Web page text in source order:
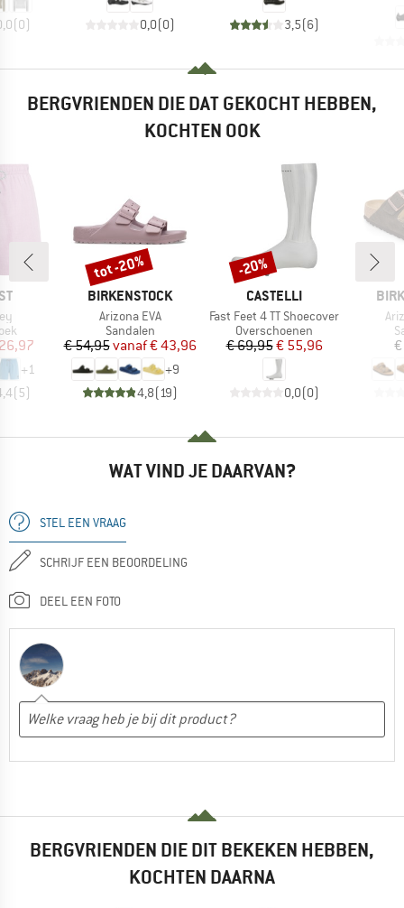
(0) 0,0(0) 3,5(6)
BERGVRIENDEN DIE DAT GEKOCHT HEBBEN,
KOCHTEN OOK
prijs
+1
(5)
MERK
BIRKENSTOCK
Artikel
Arizona EVA
Productgroep
Sandalen
Prijs
€ 54,95 Verlaagde prijs
vanaf€ 43,96
+9
4,8(19)
Korting
tot -20%
MERK
CASTELLI
Artikel
Fast Feet 4 TT Shoecover
Productgroep
Overschoenen
Prijs
€ 69,95Verlaagde prijs
€ 55,96
0,0(0)
Korting
-20%
WAT VIND JE DAARVAN?
STEL EEN VRAAG
SCHRIJF EEN BEOORDELING
DEEL EEN FOTO
BERGVRIENDEN DIE DIT BEKEKEN HEBBEN,
KOCHTEN DAARNA